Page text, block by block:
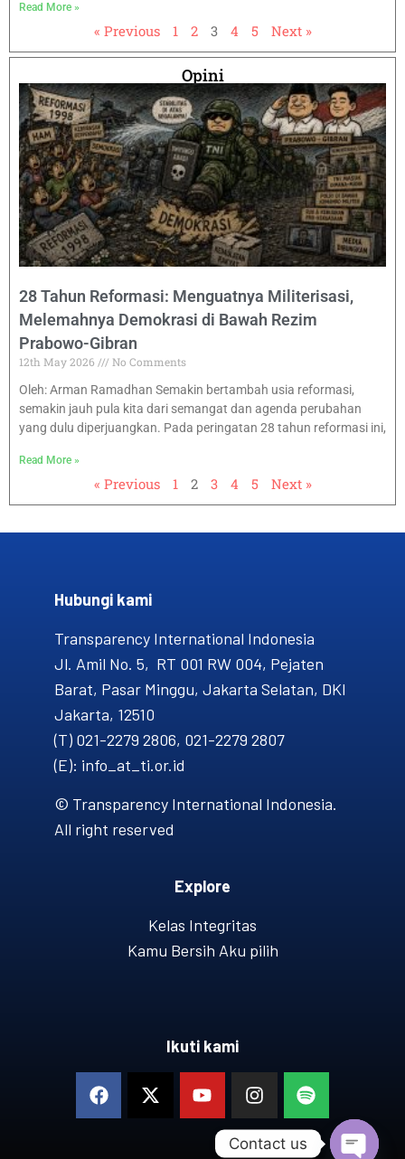
Read More »
« Previous 1 2 3 4 5 Next »
Opini
28 Tahun Reformasi: Menguatnya Militerisasi,
Melemahnya Demokrasi di Bawah Rezim
Prabowo-Gibran
12th May 2026
No Comments
Oleh: Arman Ramadhan Semakin bertambah usia reformasi,
semakin jauh pula kita dari semangat dan agenda perubahan
yang dulu diperjuangkan. Pada peringatan 28 tahun reformasi ini,
Read More »
« Previous 1 2 3 4 5 Next »
Hubungi kami​
Transparency International Indonesia
Jl. Amil No. 5, RT 001 RW 004, Pejaten
Barat, Pasar Minggu, Jakarta Selatan, DKI
Jakarta, 12510
(T) 021-2279 2806, 021-2279 2807
(E): info_at_ti.or.id
© Transparency International Indonesia.
All right reserved
Explore
Kelas Integritas
Kamu Bersih Aku pilih
Ikuti kami
Contact us